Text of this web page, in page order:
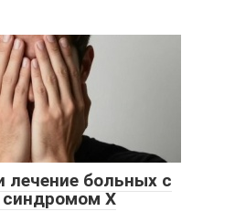
лечение больных с
Х